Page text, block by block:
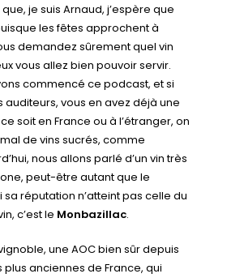
que, je suis Arnaud, j’espère que
les fêtes approchent à
demandez sûrement quel vin
vous allez bien pouvoir servir.
commencé ce podcast, et si
auditeurs, vous en avez déjà une
soit en France ou à l’étranger, on
de vins sucrés, comme
nous allons parlé d’un vin très
peut-être autant que le
réputation n’atteint pas celle du
c’est le Monbazillac.
une AOC bien sûr depuis
plus anciennes de France, qui